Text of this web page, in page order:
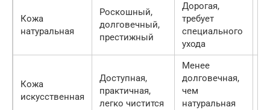
Кожа
натуральная
Роскошный,
долговечный,
престижный
Дорогая,
требует
специального
ухода
Кожа
искусственная
Доступная,
практичная,
легко чистится
Менее
долговечная,
чем
натуральная